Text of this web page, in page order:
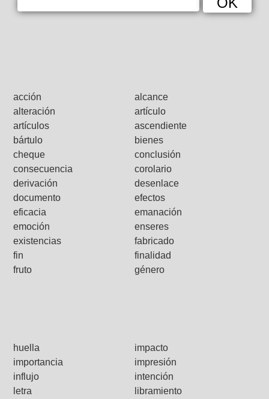
acción
alcance
alteración
artículo
artículos
ascendiente
bártulo
bienes
cheque
conclusión
consecuencia
corolario
derivación
desenlace
documento
efectos
eficacia
emanación
emoción
enseres
existencias
fabricado
fin
finalidad
fruto
género
huella
impacto
importancia
impresión
influjo
intención
letra
libramiento